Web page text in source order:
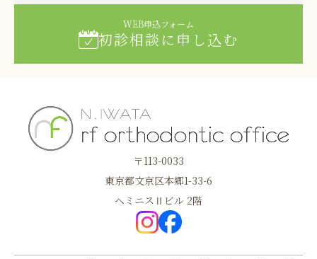
WEB申込フォーム
初診相談に申し込む
〒113-0033
東京都文京区本郷1-33-6
へミニスⅡビル 2階